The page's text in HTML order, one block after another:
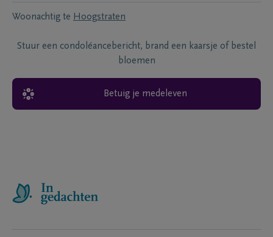
Woonachtig te Hoogstraten
Stuur een condoléancebericht, brand een kaarsje of bestel
bloemen
Betuig je medeleven